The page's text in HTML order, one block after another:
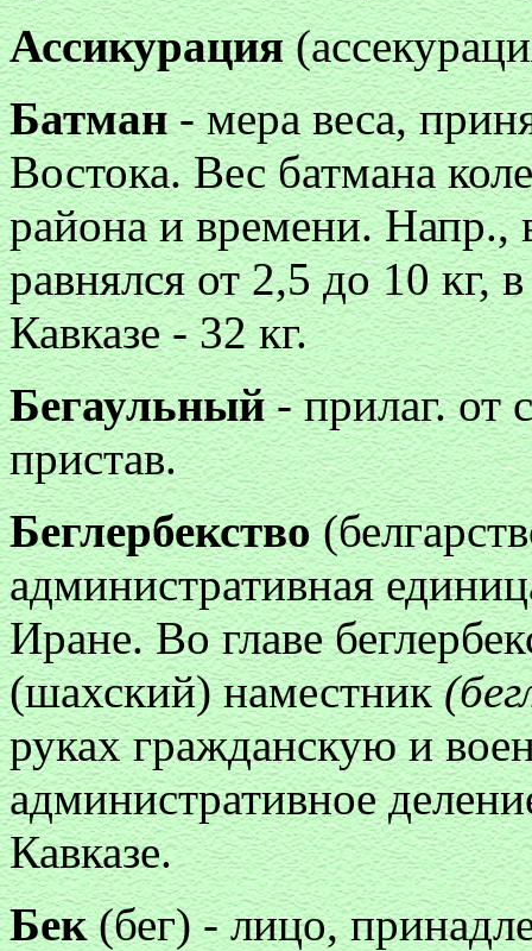
Ассикурация
Батман- мера веса,
Востока. Вес батмана
района и времени.
равнялся от 2,5 до 10 кг,
Кавказе - 32 кг.
Бегаульный- прилаг. от
пристав.
Беглербекство
административная
Иране. Во главе
(шахский) наместник
руках гражданскую и
административное
Кавказе.
Бек(бег) - лицо,